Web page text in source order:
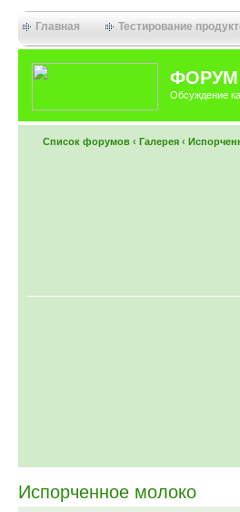
Главная Тестирование
ФОРУМ
Обсуждение
Список форумов ‹ Галерея ‹
Испорченное молоко